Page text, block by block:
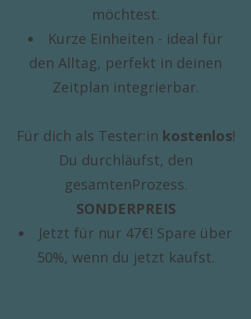
möchtest.
Kurze Einheiten - ideal für
den Alltag, perfekt in deinen
Zeitplan integrierbar.
Für dich als Tester:in kostenlos!
Du durchläufst, den
gesamtenProzess.
SONDERPREIS
Jetzt für nur 47€! Spare über
50%, wenn du jetzt kaufst.